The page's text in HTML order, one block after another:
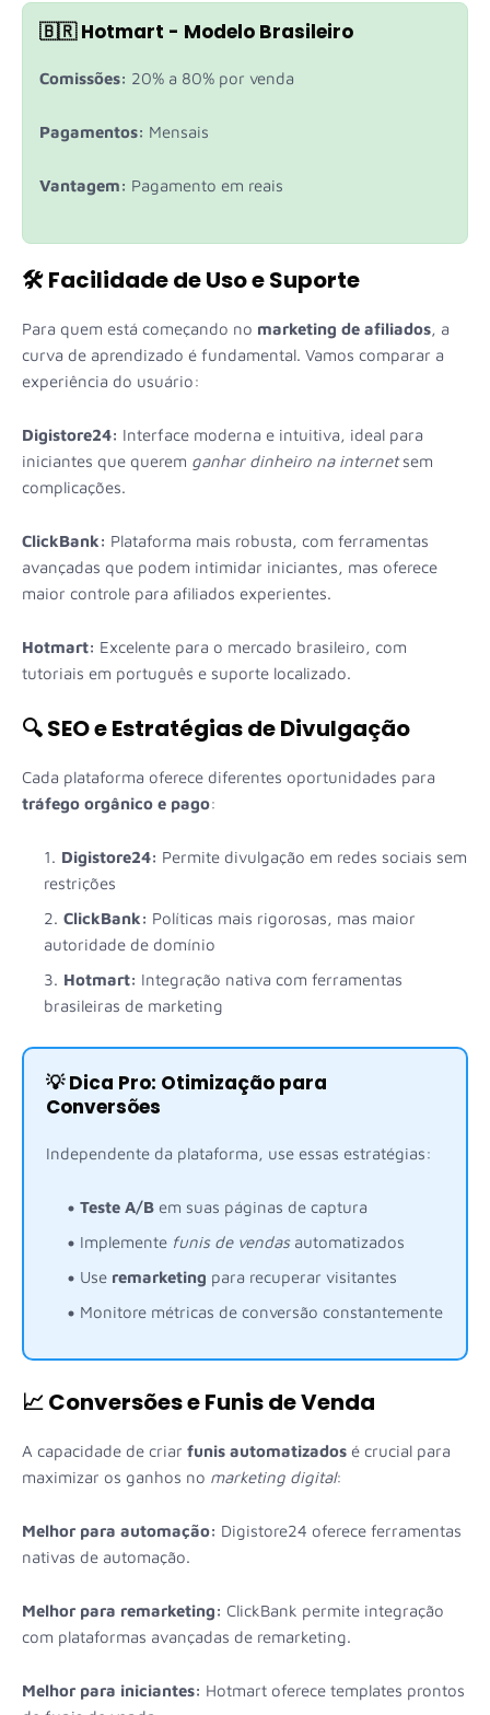
🇧🇷 Hotmart - Modelo Brasileiro
Comissões: 20% a 80% por venda
Pagamentos: Mensais
Vantagem: Pagamento em reais
🛠️ Facilidade de Uso e Suporte
Para quem está começando no marketing de afiliados, a
curva de aprendizado é fundamental. Vamos comparar a
experiência do usuário:
Digistore24: Interface moderna e intuitiva, ideal para
iniciantes que querem ganhar dinheiro na internetsem
complicações.
ClickBank: Plataforma mais robusta, com ferramentas
avançadas que podem intimidar iniciantes, mas oferece
maior controle para afiliados experientes.
Hotmart: Excelente para o mercado brasileiro, com
tutoriais em português e suporte localizado.
🔍 SEO e Estratégias de Divulgação
Cada plataforma oferece diferentes oportunidades para
tráfego orgânico e pago:
Digistore24: Permite divulgação em redes sociais sem
restrições
ClickBank: Políticas mais rigorosas, mas maior
autoridade de domínio
Hotmart: Integração nativa com ferramentas
brasileiras de marketing
💡 Dica Pro: Otimização para
Conversões
Independente da plataforma, use essas estratégias:
Teste A/B em suas páginas de captura
Implemente funis de vendasautomatizados
Use remarketing para recuperar visitantes
Monitore métricas de conversão constantemente
📈 Conversões e Funis de Venda
A capacidade de criar funis automatizados é crucial para
maximizar os ganhos no marketing digital:
Melhor para automação: Digistore24 oferece ferramentas
nativas de automação.
Melhor para remarketing: ClickBank permite integração
com plataformas avançadas de remarketing.
Melhor para iniciantes: Hotmart oferece templates prontos